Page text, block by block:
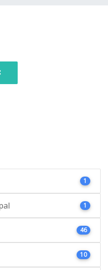
1
1
46
10